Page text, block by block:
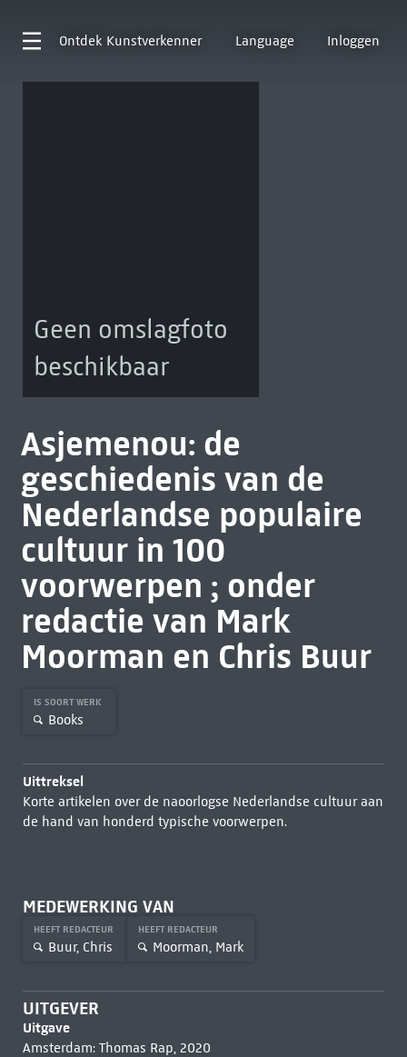
Ontdek Kunstverkenner Language Inloggen
Geen omslagfoto
beschikbaar
Asjemenou: de
geschiedenis van de
Nederlandse populaire
cultuur in 100
voorwerpen ; onder
redactie van Mark
Moorman en Chris Buur
IS SOORT WERK
Books
Uittreksel
Korte artikelen over de naoorlogse Nederlandse cultuur aan
de hand van honderd typische voorwerpen.
MEDEWERKING VAN
HEEFT REDACTEUR
Buur, Chris
HEEFT REDACTEUR
Moorman, Mark
UITGEVER
Uitgave
Amsterdam: Thomas Rap, 2020